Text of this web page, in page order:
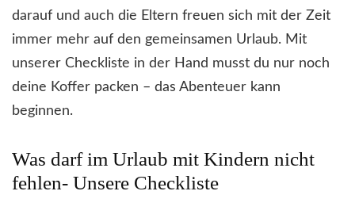
darauf und auch die Eltern freuen sich mit der Zeit
immer mehr auf den gemeinsamen Urlaub. Mit
unserer Checkliste in der Hand musst du nur noch
deine Koffer packen – das Abenteuer kann
beginnen.
Was darf im Urlaub mit Kindern nicht
fehlen- Unsere Checkliste